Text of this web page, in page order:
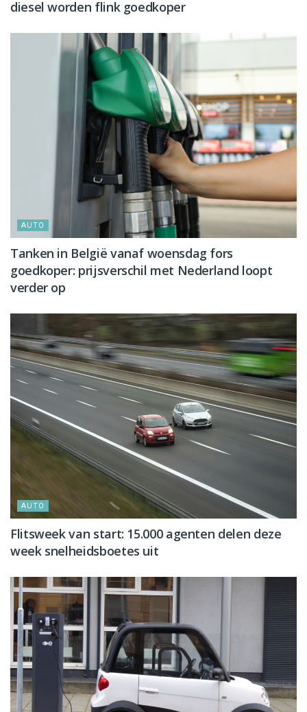
diesel worden flink goedkoper
AUTO
Tanken in België vanaf woensdag fors
goedkoper: prijsverschil met Nederland loopt
verder op
AUTO
Flitsweek van start: 15.000 agenten delen deze
week snelheidsboetes uit